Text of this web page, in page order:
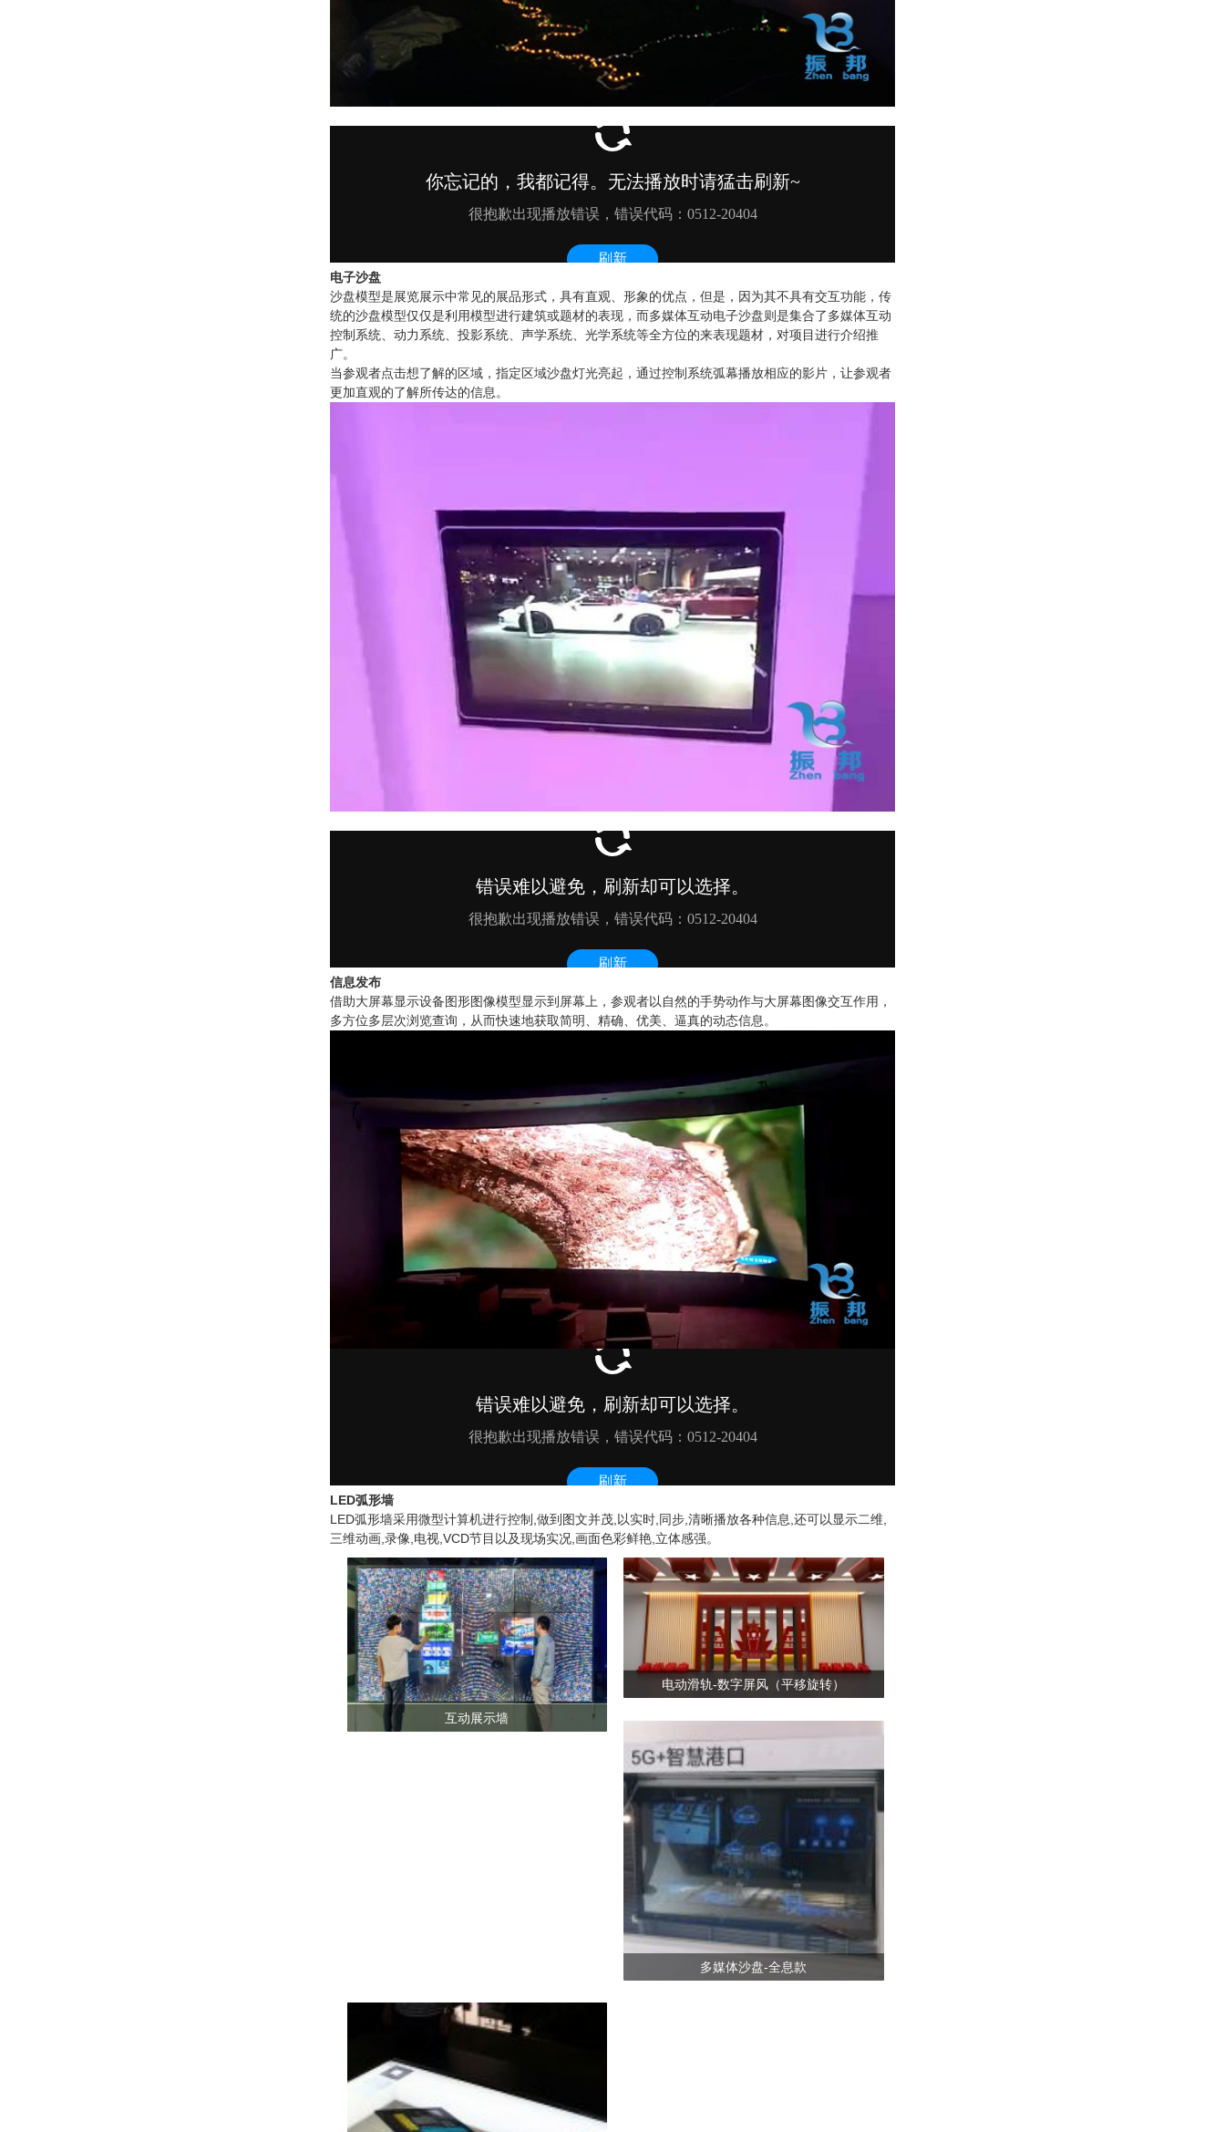
电子沙盘
沙盘模型是展览展示中常见的展品形式，具有直观、形象的优点，但是，因为其不具有交互功能，传
统的沙盘模型仅仅是利用模型进行建筑或题材的表现，而多媒体互动电子沙盘则是集合了多媒体互动
控制系统、动力系统、投影系统、声学系统、光学系统等全方位的来表现题材，对项目进行介绍推
广。
当参观者点击想了解的区域，指定区域沙盘灯光亮起，通过控制系统弧幕播放相应的影片，让参观者
更加直观的了解所传达的信息。
信息发布
借助大屏幕显示设备图形图像模型显示到屏幕上，参观者以自然的手势动作与大屏幕图像交互作用，
多方位多层次浏览查询，从而快速地获取简明、精确、优美、逼真的动态信息。
LED弧形墙
LED弧形墙采用微型计算机进行控制,做到图文并茂,以实时,同步,清晰播放各种信息,还可以显示二维,
三维动画,录像,电视,VCD节目以及现场实况,画面色彩鲜艳,立体感强。
互动展示墙
电动滑轨-数字屏风（平移旋转）
多媒体沙盘-全息款